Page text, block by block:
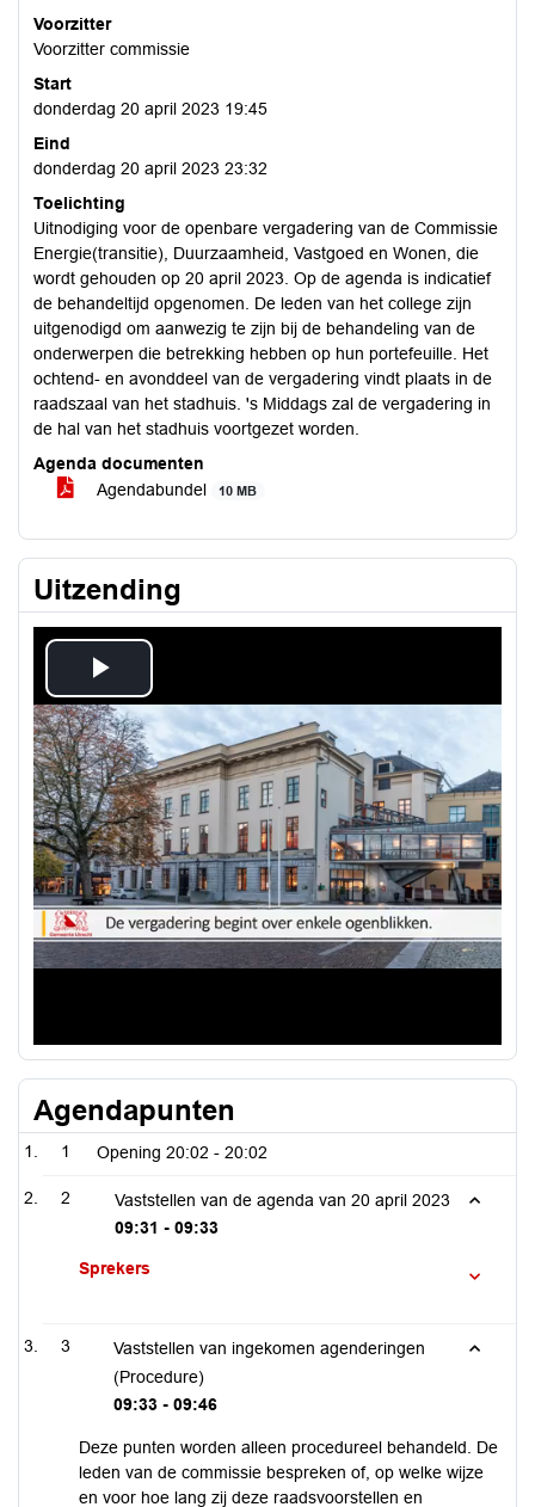
Voorzitter
Voorzitter commissie
Start
donderdag 20 april 2023 19:45
Eind
donderdag 20 april 2023 23:32
Toelichting
Uitnodiging voor de openbare vergadering van de Commissie
Energie(transitie), Duurzaamheid, Vastgoed en Wonen, die
wordt gehouden op 20 april 2023. Op de agenda is indicatief
de behandeltijd opgenomen. De leden van het college zijn
uitgenodigd om aanwezig te zijn bij de behandeling van de
onderwerpen die betrekking hebben op hun portefeuille. Het
ochtend- en avonddeel van de vergadering vindt plaats in de
raadszaal van het stadhuis. 's Middags zal de vergadering in
de hal van het stadhuis voortgezet worden.
Agenda documenten
Agendabundel
10 MB
Uitzending
Play
Video
Agendapunten
1 Opening 20:02 - 20:02
2
Vaststellen van de agenda van 20 april 2023
09:31 - 09:33
Sprekers
3
Vaststellen van ingekomen agenderingen
(Procedure)
09:33 - 09:46
Deze punten worden alleen procedureel behandeld. De
leden van de commissie bespreken of, op welke wijze
en voor hoe lang zij deze raadsvoorstellen en